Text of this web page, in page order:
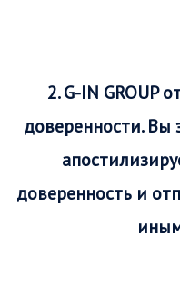
2. G-IN GROUP
доверенности. Вы
доверенность и